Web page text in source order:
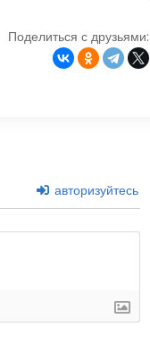
Поделиться с друзьями:
авторизуйтесь